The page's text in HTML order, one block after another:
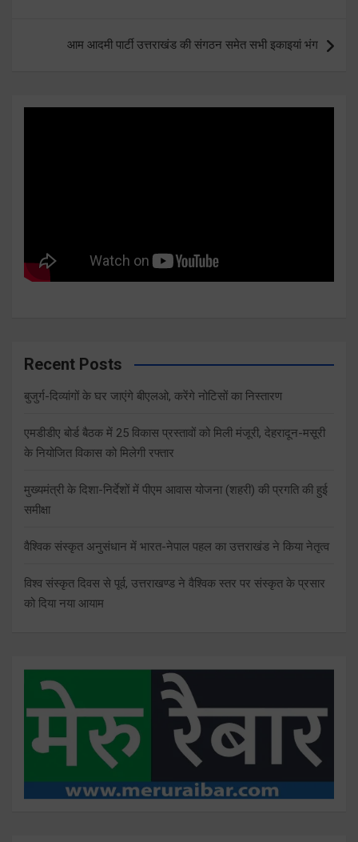
आम आदमी पार्टी उत्तराखंड की संगठन समेत सभी इकाइयां भंग
Recent Posts
बुजुर्ग-दिव्यांगों के घर जाएंगे बीएलओ, करेंगे नोटिसों का निस्तारण
एमडीडीए बोर्ड बैठक में 25 विकास प्रस्तावों को मिली मंजूरी, देहरादून-मसूरी
के नियोजित विकास को मिलेगी रफ्तार
मुख्यमंत्री के दिशा-निर्देशों में पीएम आवास योजना (शहरी) की प्रगति की हुई
समीक्षा
वैश्विक संस्कृत अनुसंधान में भारत-नेपाल पहल का उत्तराखंड ने किया नेतृत्व
विश्व संस्कृत दिवस से पूर्व, उत्तराखण्ड ने वैश्विक स्तर पर संस्कृत के प्रसार
को दिया नया आयाम